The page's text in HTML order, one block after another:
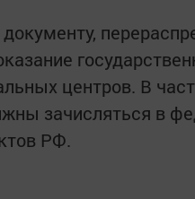
центров. В
зачисляться в
РФ.